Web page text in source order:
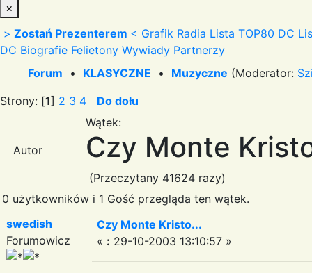
×
> Zostań Prezenterem < Grafik Radia Lista TOP80 DC
DC Biografie Felietony Wywiady Partnerzy
Forum • KLASYCZNE • Muzyczne (Moderator:
Strony: [1] 2 3 4 Do dołu
Autor
Wątek:
Czy Monte
(Przeczytany 41624 razy)
0 użytkowników i 1 Gość przegląda ten wątek.
swedish
Forumowicz
Czy Monte Kristo...
« : 29-10-2003 13:10:57 »